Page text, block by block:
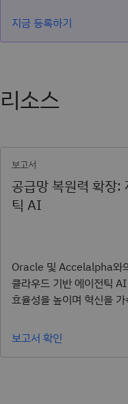
지금 등록하기
리소스
보고서
공급망 복원력 확장:
틱 AI
Oracle 및 Accelalpha와
클라우드 기반 에이전틱
효율성을 높이며 혁신을
보고서 확인